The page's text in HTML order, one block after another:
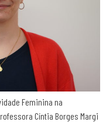
Feminina na
Cíntia Borges Margi